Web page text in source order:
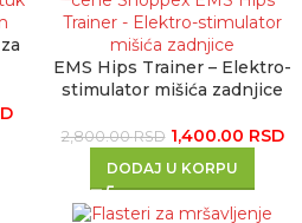
EMS Hips Trainer – Elektro-
stimulator mišića zadnjice
2,800.00RSD 1,400.00 RSD
DODAJ U KORPU